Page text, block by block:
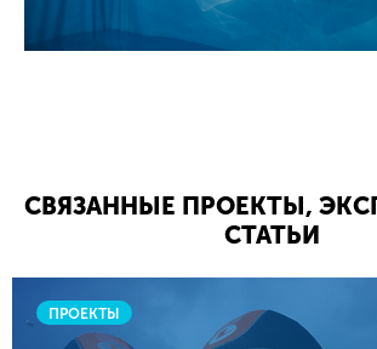
СВЯЗАННЫЕ ПРОЕКТЫ,
СТАТЬИ
ПРОЕКТЫ